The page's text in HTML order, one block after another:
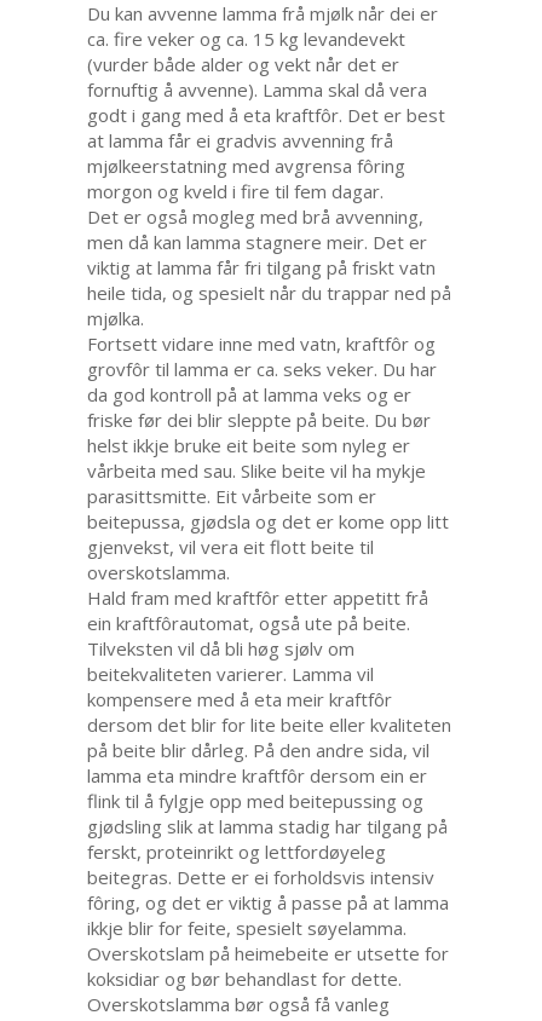
Du kan avvenne lamma frå mjølk når dei er
ca. fire veker og ca. 15 kg levandevekt
(vurder både alder og vekt når det er
fornuftig å avvenne). Lamma skal då vera
godt i gang med å eta kraftfôr. Det er best
at lamma får ei gradvis avvenning frå
mjølkeerstatning med avgrensa fôring
morgon og kveld i fire til fem dagar.
Det er også mogleg med brå avvenning,
men då kan lamma stagnere meir. Det er
viktig at lamma får fri tilgang på friskt vatn
heile tida, og spesielt når du trappar ned på
mjølka.
Fortsett vidare inne med vatn, kraftfôr og
grovfôr til lamma er ca. seks veker. Du har
da god kontroll på at lamma veks og er
friske før dei blir sleppte på beite. Du bør
helst ikkje bruke eit beite som nyleg er
vårbeita med sau. Slike beite vil ha mykje
parasittsmitte. Eit vårbeite som er
beitepussa, gjødsla og det er kome opp litt
gjenvekst, vil vera eit flott beite til
overskotslamma.
Hald fram med kraftfôr etter appetitt frå
ein kraftfôrautomat, også ute på beite.
Tilveksten vil då bli høg sjølv om
beitekvaliteten varierer. Lamma vil
kompensere med å eta meir kraftfôr
dersom det blir for lite beite eller kvaliteten
på beite blir dårleg. På den andre sida, vil
lamma eta mindre kraftfôr dersom ein er
flink til å fylgje opp med beitepussing og
gjødsling slik at lamma stadig har tilgang på
ferskt, proteinrikt og lettfordøyeleg
beitegras. Dette er ei forholdsvis intensiv
fôring, og det er viktig å passe på at lamma
ikkje blir for feite, spesielt søyelamma.
Overskotslam på heimebeite er utsette for
koksidiar og bør behandlast for dette.
Overskotslamma bør også få vanleg